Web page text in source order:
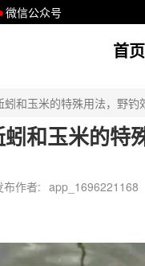
微信公众号
首页
和玉米的特殊用法，野钓
和玉米的特
布作者: app_1696221168